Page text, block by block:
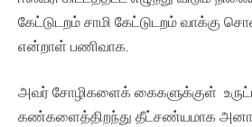
கேட்டுடறம் சாமி கேட்டுடறம் வாக்கு
என்றாள் பணிவாக.
அவர் சோழிகளைக் கைகளுக்குள்
கண்களைத்திறந்து தீட்சண்யமாக